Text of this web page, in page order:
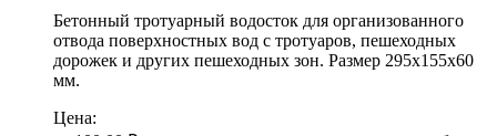
Бетонный тротуарный водосток для организованного
отвода поверхностных вод с тротуаров, пешеходных
дорожек и других пешеходных зон. Размер 295х155х60
мм.
Цена: